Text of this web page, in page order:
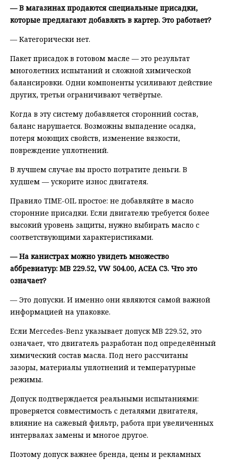
— В магазинах продаются специальные присадки,
которые предлагают добавлять в картер. Это работает?
— Категорически нет.
Пакет присадок в готовом масле — это результат
многолетних испытаний и сложной химической
балансировки. Одни компоненты усиливают действие
других, третьи ограничивают четвёртые.
Когда в эту систему добавляется сторонний состав,
баланс нарушается. Возможны выпадение осадка,
потеря моющих свойств, изменение вязкости,
повреждение уплотнений.
В лучшем случае вы просто потратите деньги. В
худшем — ускорите износ двигателя.
Правило TIME-OIL простое: не добавляйте в масло
сторонние присадки. Если двигателю требуется более
высокий уровень защиты, нужно выбирать масло с
соответствующими характеристиками.
— На канистрах можно увидеть множество
аббревиатур: MB 229.52, VW 504.00, ACEA C3. Что это
означает?
— Это допуски. И именно они являются самой важной
информацией на упаковке.
Если Mercedes-Benz указывает допуск MB 229.52, это
означает, что двигатель разработан под определённый
химический состав масла. Под него рассчитаны
зазоры, материалы уплотнений и температурные
режимы.
Допуск подтверждается реальными испытаниями:
проверяется совместимость с деталями двигателя,
влияние на сажевый фильтр, работа при увеличенных
интервалах замены и многое другое.
Поэтому допуск важнее бренда, цены и рекламных